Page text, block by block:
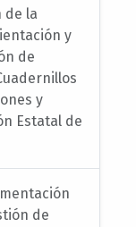
de la
y
de
y
Estatal de
de